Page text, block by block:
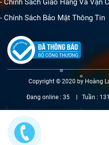
- Chính Sách Giao Hàng Và Vận
- Chính Sách Bảo Mật Thông Tin
Copyright © 2020 by Hoàng
Đang online : 35 Tuần :